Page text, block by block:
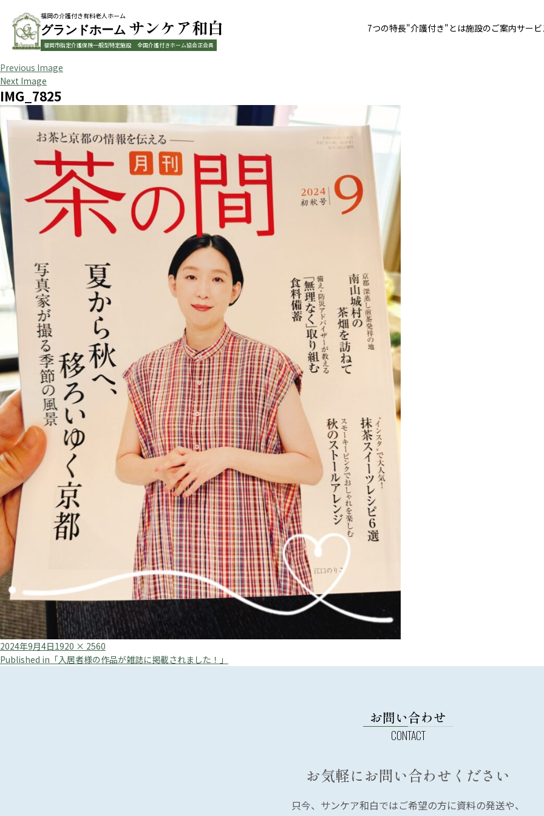
福岡の介護付き有料老人ホーム
グランドホーム サンケア和白
福岡市指定介護保険一般型特定施設 全国介護付きホーム協会正会員
7つの特長"介護付き"とは施設のご案内サー
Previous Image
Next Image
IMG_7825
Posted
on
2024年9月4日Full
size
1920 × 2560
投
Published in 「入居者様の作品が雑誌に掲載されました！」
お問い合わせ
お気軽にお問い合わせください
只今、サンケア和白ではご希望の方に資料の発送や、